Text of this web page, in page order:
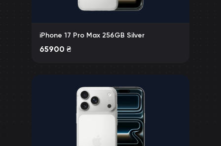
iPhone 17 Pro Max 256GB Silver
65900 ₴